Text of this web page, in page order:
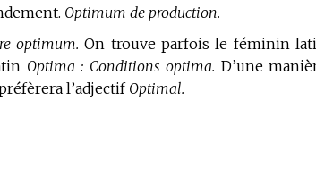
Optimum de production.
optimum. On trouve parfois le féminin
Optima : Conditions optima. D’une
l’adjectif Optimal.